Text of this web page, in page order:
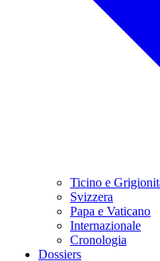
Ticino e
Svizzera
Papa e Vaticano
Internazionale
Cronologia
Dossiers